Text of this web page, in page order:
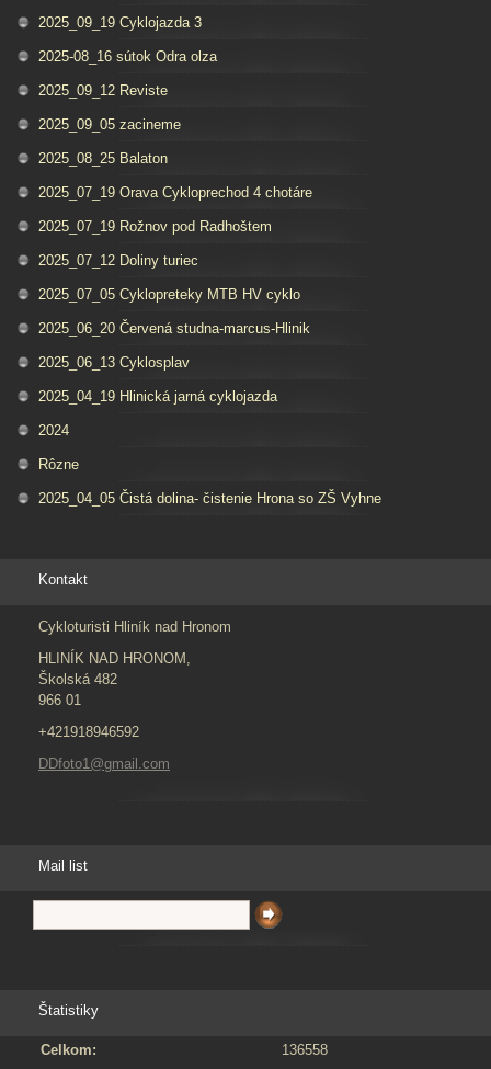
2025_09_19 Cyklojazda 3
2025-08_16 sútok Odra olza
2025_09_12 Reviste
2025_09_05 zacineme
2025_08_25 Balaton
2025_07_19 Orava Cykloprechod 4 chotáre
2025_07_19 Rožnov pod Radhoštem
2025_07_12 Doliny turiec
2025_07_05 Cyklopreteky MTB HV cyklo
2025_06_20 Červená studna-marcus-Hlinik
2025_06_13 Cyklosplav
2025_04_19 Hlinická jarná cyklojazda
2024
Rôzne
2025_04_05 Čistá dolina- čistenie Hrona so ZŠ Vyhne
Kontakt
Cykloturisti Hliník nad Hronom
HLINÍK NAD HRONOM,
Školská 482
966 01
+421918946592
DDfoto1@gmail.com
Mail list
Štatistiky
Celkom:
136558